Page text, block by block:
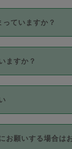
ていますか？
。3時間を超えて
は、タスカジさん
回っても、値引
ますか？
カジさん自身が価
最初は制限があり
がっていく仕組み
ド（Visa／
お願いする場合は